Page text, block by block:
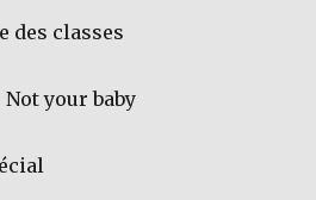
des classes
Not your baby